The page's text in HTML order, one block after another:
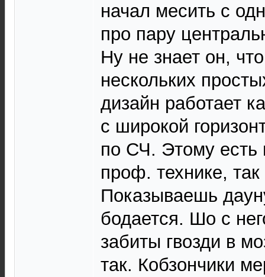
начал месить с
про пару
Ну не знает он,
нескольких
дизайн работает
с широкой
по СЧ. Этому есть
проф. технике,
Показываешь
бодается. Шо с
забиты гвозди в
так. Кобзончики